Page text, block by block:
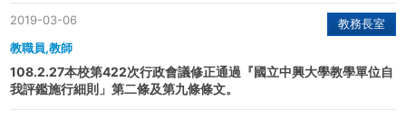
教務長室
教職員,教師
2019-03-06
108.2.27本校第422次行政會議修正通過『國立中興大學教學單位自
我評鑑施行細則」第二條及第九條條文。